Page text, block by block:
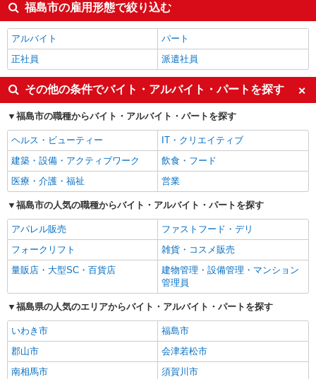
福島市の雇用形態で絞り込む
アルバイト
パート
正社員
派遣社員
その他の条件でバイト・アルバイト・パートを探す
福島市の職種からバイト・アルバイト・パートを探す
ヘルス・ビューティー
IT・クリエイティブ
建築・設備・アクティブワーク
飲食・フード
医療・介護・福祉
営業
福島市の人気の職種からバイト・アルバイト・パートを探す
アパレル販売
ファストフード・デリ
フォークリフト
雑貨・コスメ販売
量販店・大型SC・百貨店
建物管理・設備管理・マンション
管理員
福島県の人気のエリアからバイト・アルバイト・パートを探す
いわき市
福島市
郡山市
会津若松市
南相馬市
須賀川市